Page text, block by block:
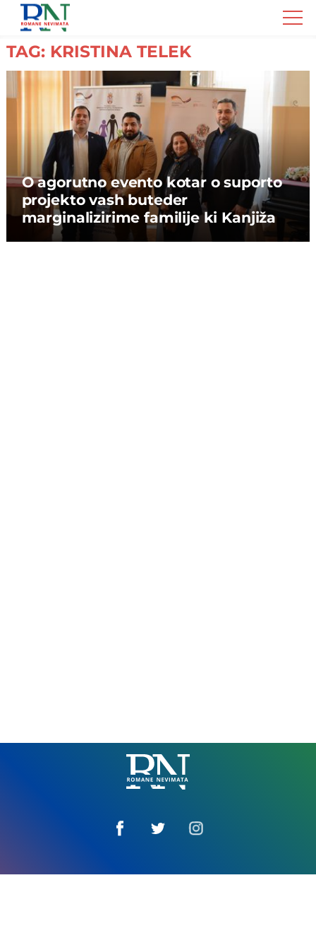
Romane
Nemivata
TAG: KRISTINA TELEK
O agorutno evento kotar o suporto
projekto vash buteder
marginalizirime familije ki Kanjiža
Romane
Nemivata